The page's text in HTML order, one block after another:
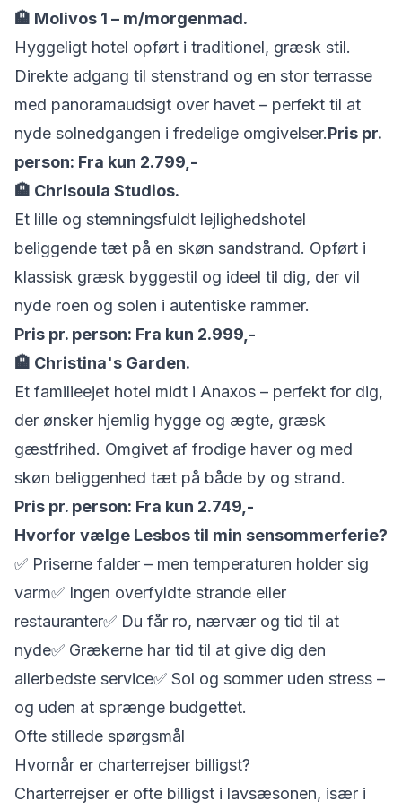
🏨 Molivos 1 – m/morgenmad.
Hyggeligt hotel opført i traditionel, græsk stil.
Direkte adgang til stenstrand og en stor terrasse
med panoramaudsigt over havet – perfekt til at
nyde solnedgangen i fredelige omgivelser.Pris pr.
person: Fra kun 2.799,-
🏨 Chrisoula Studios.
Et lille og stemningsfuldt lejlighedshotel
beliggende tæt på en skøn sandstrand. Opført i
klassisk græsk byggestil og ideel til dig, der vil
nyde roen og solen i autentiske rammer.
Pris pr. person: Fra kun 2.999,-
🏨 Christina's Garden.
Et familieejet hotel midt i Anaxos – perfekt for dig,
der ønsker hjemlig hygge og ægte, græsk
gæstfrihed. Omgivet af frodige haver og med
skøn beliggenhed tæt på både by og strand.
Pris pr. person: Fra kun 2.749,-
Hvorfor vælge Lesbos til min sensommerferie?
✅ Priserne falder – men temperaturen holder sig
varm✅ Ingen overfyldte strande eller
restauranter✅ Du får ro, nærvær og tid til at
nyde✅ Grækerne har tid til at give dig den
allerbedste service✅ Sol og sommer uden stress –
og uden at sprænge budgettet.
Ofte stillede spørgsmål
Hvornår er charterrejser billigst?
Charterrejser er ofte billigst i lavsæsonen, især i